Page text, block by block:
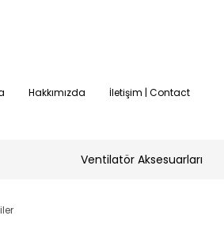
Hakkımızda İletişim | Contact
Ventilatör Aksesuarları